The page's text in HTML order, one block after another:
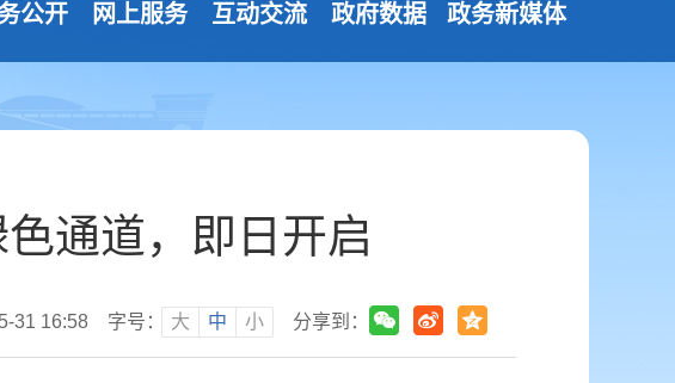
公开 网上服务 互动交流 政府数据 政务新媒体
通道，即日开启
31 16:58 字号： 大 中 小 分享到：